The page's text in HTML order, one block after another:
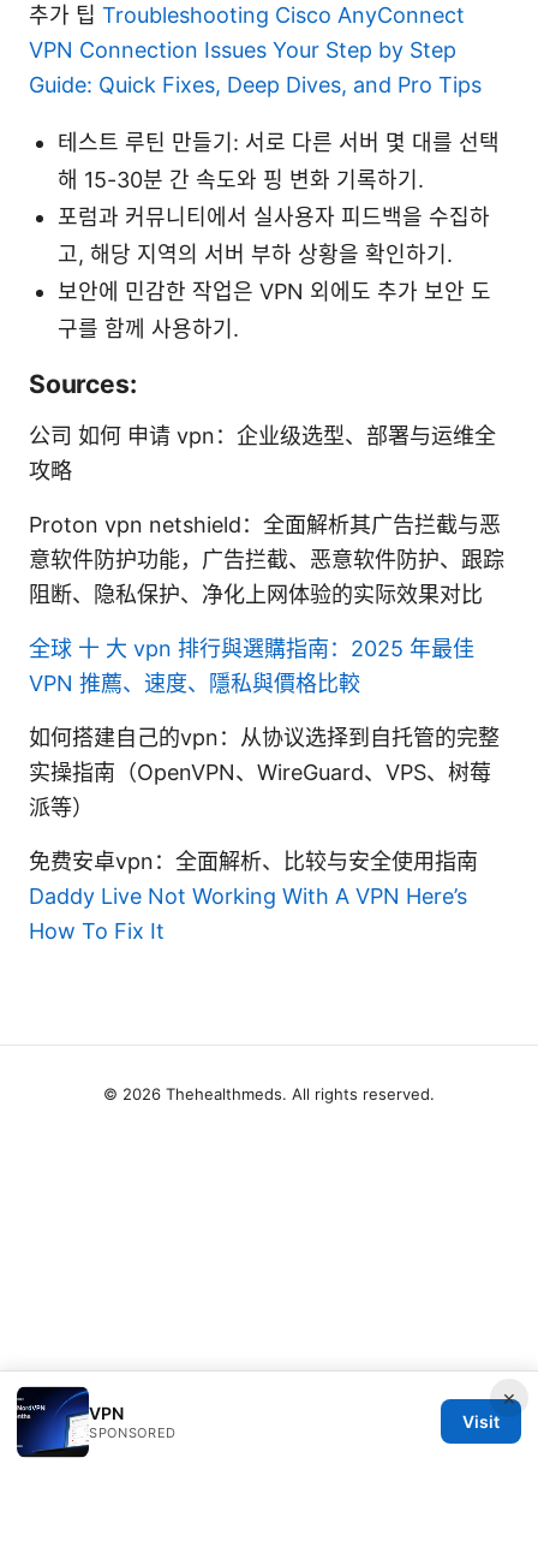
추가 팁 Troubleshooting Cisco AnyConnect
VPN Connection Issues Your Step by Step
Guide: Quick Fixes, Deep Dives, and Pro Tips
테스트 루틴 만들기: 서로 다른 서버 몇 대를 선택
해 15-30분 간 속도와 핑 변화 기록하기.
포럼과 커뮤니티에서 실사용자 피드백을 수집하
고, 해당 지역의 서버 부하 상황을 확인하기.
보안에 민감한 작업은 VPN 외에도 추가 보안 도
구를 함께 사용하기.
Sources:
公司 如何 申请 vpn：企业级选型、部署与运维全
攻略
Proton vpn netshield：全面解析其广告拦截与恶
意软件防护功能，广告拦截、恶意软件防护、跟踪
阻断、隐私保护、净化上网体验的实际效果对比
全球 十 大 vpn 排行與選購指南：2025 年最佳
VPN 推薦、速度、隱私與價格比較
如何搭建自己的vpn：从协议选择到自托管的完整
实操指南（OpenVPN、WireGuard、VPS、树莓
派等）
免费安卓vpn：全面解析、比较与安全使用指南
Daddy Live Not Working With A VPN Here’s
How To Fix It
×
VPN
SPONSORED
Visit
© 2026 Thehealthmeds. All rights reserved.